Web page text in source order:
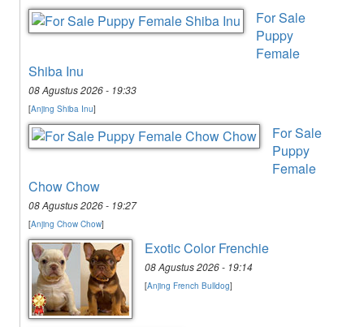
For Sale
Puppy
Female
Shiba Inu
08 Agustus 2026 - 19:33
[Anjing Shiba Inu]
For Sale
Puppy
Female
Chow Chow
08 Agustus 2026 - 19:27
[Anjing Chow Chow]
Exotic Color Frenchie
08 Agustus 2026 - 19:14
[Anjing French Bulldog]